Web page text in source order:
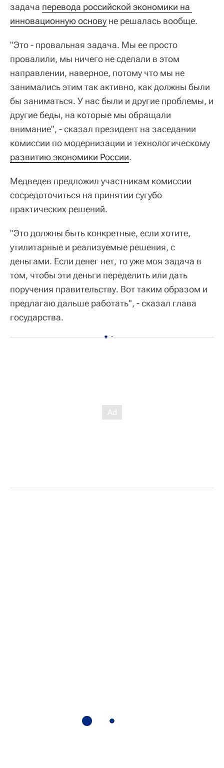
задача перевода российской экономики на
инновационную основу не решалась вообще.
"Это - провальная задача. Мы ее просто
провалили, мы ничего не сделали в этом
направлении, наверное, потому что мы не
занимались этим так активно, как должны были
бы заниматься. У нас были и другие проблемы, и
другие беды, на которые мы обращали
внимание", - сказал президент на заседании
комиссии по модернизации и технологическому
развитию экономики России.
Медведев предложил участникам комиссии
сосредоточиться на принятии сугубо
практических решений.
"Это должны быть конкретные, если хотите,
утилитарные и реализуемые решения, с
деньгами. Если денег нет, то уже моя задача в
том, чтобы эти деньги переделить или дать
поручения правительству. Вот таким образом и
предлагаю дальше работать", - сказал глава
государства.